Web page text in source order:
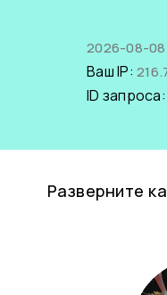
2026-08-08
Ваш IP:
ID запроса:
Разверните